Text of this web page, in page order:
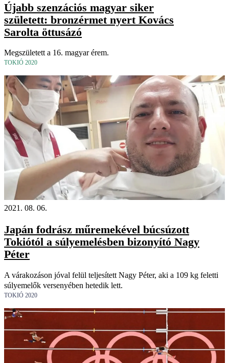
Újabb szenzációs magyar siker
született: bronzérmet nyert Kovács
Sarolta öttusázó
Megszületett a 16. magyar érem.
TOKIÓ 2020
2021. 08. 06.
Japán fodrász műremekével búcsúzott
Tokiótól a súlyemelésben bizonyító Nagy
Péter
A várakozáson jóval felül teljesített Nagy Péter, aki a 109 kg feletti
súlyemelők versenyében hetedik lett.
TOKIÓ 2020